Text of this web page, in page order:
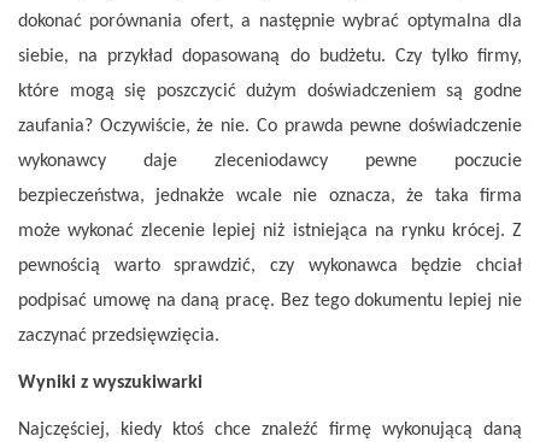
dokonać porównania ofert, a następnie wybrać optymalna dla
siebie, na przykład dopasowaną do budżetu. Czy tylko firmy,
które mogą się poszczycić dużym doświadczeniem są godne
zaufania? Oczywiście, że nie. Co prawda pewne doświadczenie
wykonawcy daje zleceniodawcy pewne poczucie
bezpieczeństwa, jednakże wcale nie oznacza, że taka firma
może wykonać zlecenie lepiej niż istniejąca na rynku krócej. Z
pewnością warto sprawdzić, czy wykonawca będzie chciał
podpisać umowę na daną pracę. Bez tego dokumentu lepiej nie
zaczynać przedsięwzięcia.
Wyniki z wyszukiwarki
Najczęściej, kiedy ktoś chce znaleźć firmę wykonującą daną